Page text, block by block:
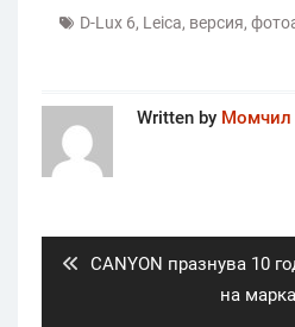
D-Lux 6, Leica, версия,
Written by Момчил
Previous
CANYON празнува 10
на